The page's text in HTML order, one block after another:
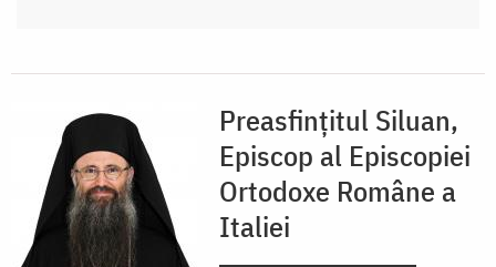
Preasfințitul Siluan,
Episcop al Episcopiei
Ortodoxe Române a
Italiei